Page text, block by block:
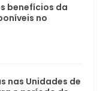
benefícios da
no
nas Unidades de